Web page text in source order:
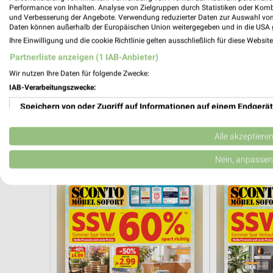
0,4 km
Gültig bis Sa.
Sconto
Performance von Inhalten. Analyse von Zielgruppen durch Statistiken oder
und Verbesserung der Angebote. Verwendung reduzierter Daten zur Auswahl
Daten können außerhalb der Europäischen Union weitergegeben und in die USA
Ihre Einwilligung und die cookie Richtlinie gelten ausschließlich für diese
Partnerliste anzeigen (1 IAB-Anbieter)
Wir nutzen Ihre Daten für folgende Zwecke:
IAB-Verarbeitungszwecke:
Speichern von oder Zugriff auf Informationen auf einem Endgerät
Verwendung reduzierter Daten zur Auswahl von Werbeanzeigen
Erstellung von Profilen für personalisierte Werbung
Erstellung von Profilen zur Personalisierung von Inhalten
Verwendung von Profilen zur Auswahl personalisierter Inhalte
Messung der Werbeleistung
Alle akzeptieren
Nein, anpassen